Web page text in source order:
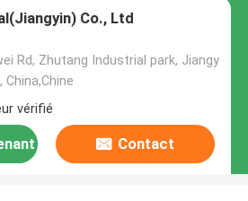
Co., Ltd
Rd, Zhutang Industrial park, Jiangy
China,Chine
vérifié
Contact